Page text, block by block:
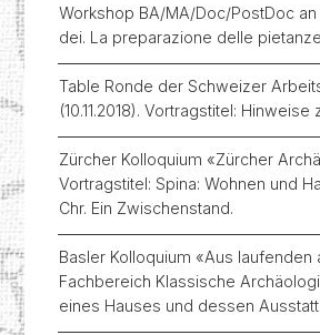
Workshop BA/MA/Doc/PostDoc
dei. La preparazione delle
Table Ronde der Schweizer
(10.11.2018). Vortragstitel:
Zürcher Kolloquium «Zürcher
Vortragstitel: Spina: Wohnen und
Chr. Ein Zwischenstand.
Basler Kolloquium «Aus
Fachbereich Klassische
eines Hauses und dessen